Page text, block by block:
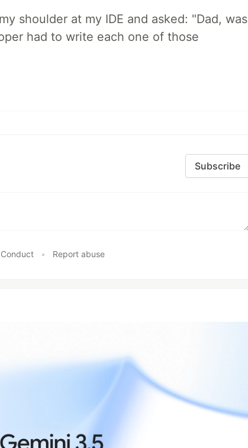
shoulder at my IDE and asked: "Dad, was
had to write each one of those
Subscribe
• Report abuse